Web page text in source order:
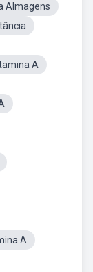
AImagens
A
A